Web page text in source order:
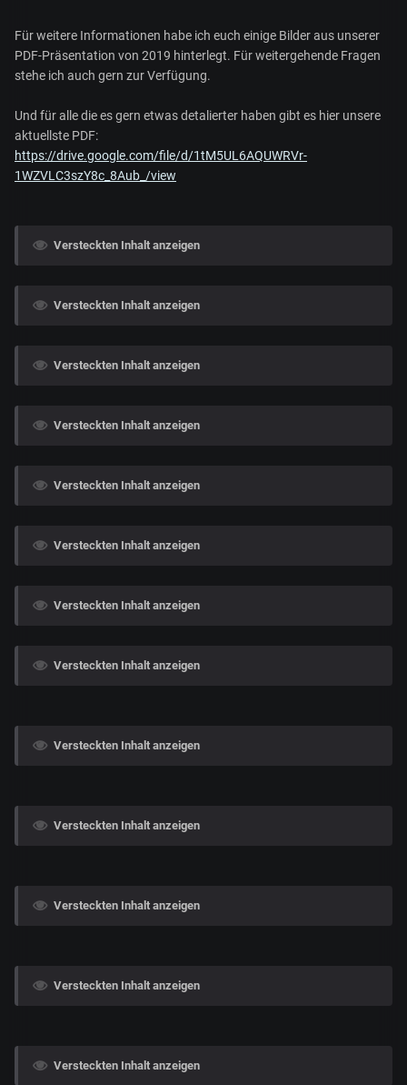
Für weitere Informationen habe ich euch einige Bilder aus unserer
PDF-Präsentation von 2019 hinterlegt. Für weitergehende Fragen
stehe ich auch gern zur Verfügung.
Und für alle die es gern etwas detalierter haben gibt es hier unsere
aktuellste PDF:
https://drive.google.com/file/d/1tM5UL6AQUWRVr-
1WZVLC3szY8c_8Aub_/view
Versteckten Inhalt anzeigen
Versteckten Inhalt anzeigen
Versteckten Inhalt anzeigen
Versteckten Inhalt anzeigen
Versteckten Inhalt anzeigen
Versteckten Inhalt anzeigen
Versteckten Inhalt anzeigen
Versteckten Inhalt anzeigen
Versteckten Inhalt anzeigen
Versteckten Inhalt anzeigen
Versteckten Inhalt anzeigen
Versteckten Inhalt anzeigen
Versteckten Inhalt anzeigen